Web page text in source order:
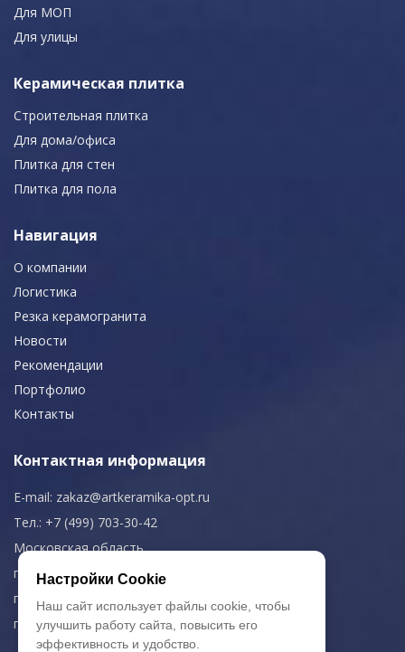
Для МОП
Для улицы
Керамическая плитка
Строительная плитка
Для дома/офиса
Плитка для стен
Плитка для пола
Навигация
О компании
Логистика
Резка керамогранита
Новости
Рекомендации
Портфолио
Контакты
Контактная информация
E-mail: zakaz@artkeramika-opt.ru
Тел.: +7 (499) 703-30-42
Московская область,
г. Красногорск
пн-чт: 09.00-18.00
пт: 09.00-17.00
Настройки Cookie
Наш сайт использует файлы cookie, чтобы
улучшить работу сайта, повысить его
эффективность и удобство.